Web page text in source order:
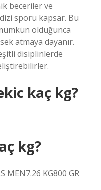
beceriler ve
sporu kapsar. Bu
olduğunca
atmaya dayanır.
disiplinlerde
kaç kg?
kg?
MEN7.26 KG800 GR